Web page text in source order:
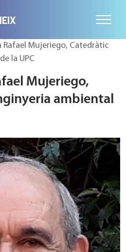
Rafael Mujeriego, Catedràtic
la UPC
Mujeriego,
ambiental